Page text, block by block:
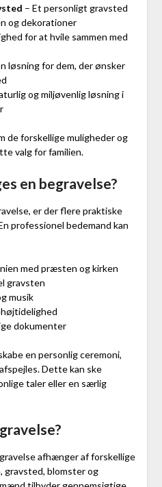
– Et personligt gravsted
og dekorationer
for at hvile sammen med
løsning for dem, der ønsker
og miljøvenlig løsning i
de forskellige muligheder og
valg for familien.
en begravelse?
er der flere praktiske
professionel bedemand kan
med præsten og kirken
gravsten
musik
dokumenter
en personlig ceremoni,
Dette kan ske
taler eller en særlig
afhænger af forskellige
gravsted, blomster og